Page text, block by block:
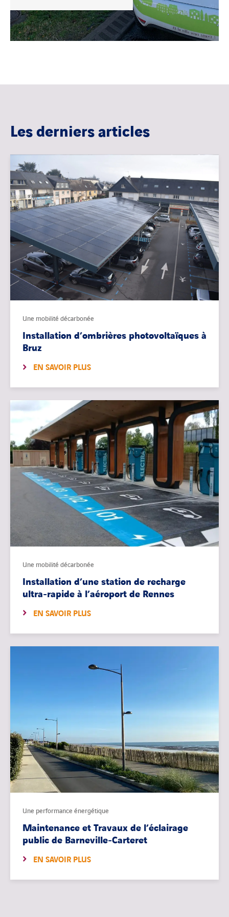
Les derniers articles
Une mobilité décarbonée
Installation d’ombrières photovoltaïques à
Bruz
EN SAVOIR PLUS
Une mobilité décarbonée
Installation d’une station de recharge
ultra-rapide à l’aéroport de Rennes
EN SAVOIR PLUS
Une performance énergétique
Maintenance et Travaux de l’éclairage
public de Barneville-Carteret
EN SAVOIR PLUS